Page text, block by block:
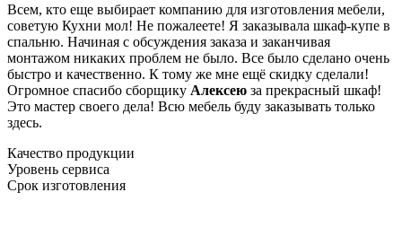
Всем, кто еще выбирает компанию для изготовления мебели,
советую Кухни мол! Не пожалеете! Я заказывала шкаф-купе в
спальню. Начиная с обсуждения заказа и заканчивая
монтажом никаких проблем не было. Все было сделано очень
быстро и качественно. К тому же мне ещё скидку сделали!
Огромное спасибо сборщику Алексею за прекрасный шкаф!
Это мастер своего дела! Всю мебель буду заказывать только
здесь.
Качество продукции
Уровень сервиса
Срок изготовления